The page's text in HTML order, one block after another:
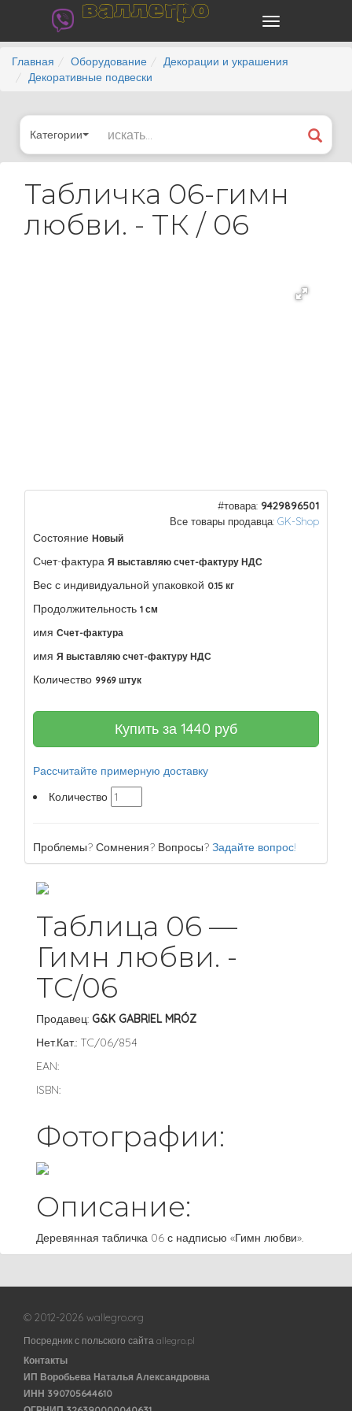
валлегро
Главная Оборудование
Декорации и украшения
Декоративные подвески
Категории
Табличка 06-гимн
любви. - ТК / 06
#товара: 9429896501
Все товары продавца: GK-Shop
Состояние Новый
Счет-фактура Я выставляю счет-фактуру НДС
Вес с индивидуальной упаковкой 0.15 кг
Продолжительность 1 см
имя Счет-фактура
имя Я выставляю счет-фактуру НДС
Количество 9969 штук
Купить за 1440 руб
Рассчитайте примерную доставку
Количество
Проблемы? Сомнения? Вопросы? Задайте вопрос!
Таблица 06 —
Гимн любви. -
TC/06
Продавец: G&K GABRIEL MRÓZ
Нет.Кат.: TC/06/854
EAN:
ISBN:
Фотографии:
Описание:
Деревянная табличка 06 с надписью «Гимн любви».
© 2012-2026 wallegro.org
Посредник с польского сайта allegro.pl
Контакты
ИП Воробьева Наталья Александровна
ИНН 390705644610